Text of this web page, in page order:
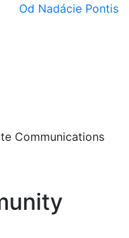
Od Nadácie Pontis
Communications